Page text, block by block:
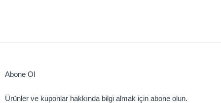
Abone Ol
Ürünler ve kuponlar hakkında bilgi almak için abone olun.